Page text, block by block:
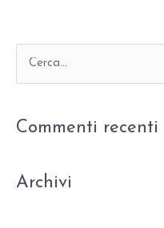
cCommenti recenti
Archivi